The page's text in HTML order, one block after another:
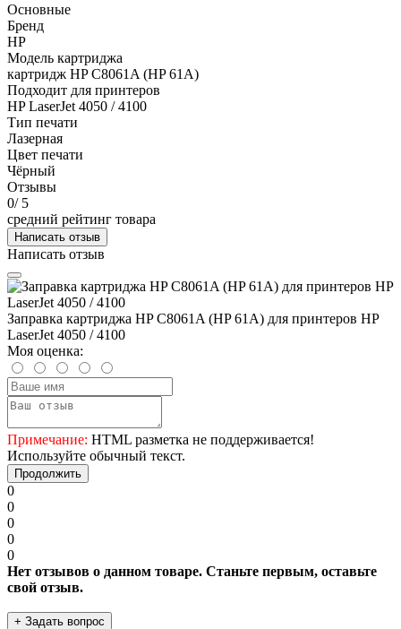
Основные
Бренд
HP
Модель картриджа
картридж HP C8061A (HP 61A)
Подходит для принтеров
HP LaserJet 4050 / 4100
Тип печати
Лазерная
Цвет печати
Чёрный
Отзывы
0/ 5
средний рейтинг товара
Написать отзыв
Написать отзыв
Заправка картриджа HP C8061A (HP 61A) для принтеров HP
LaserJet 4050 / 4100
Моя оценка:
Примечание: HTML разметка не поддерживается!
Используйте обычный текст.
Продолжить
0
0
0
0
0
Нет отзывов о данном товаре. Станьте первым, оставьте
свой отзыв.
+ Задать вопрос